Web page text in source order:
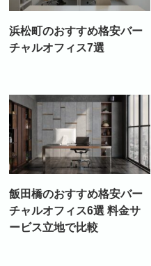
浜松町のおすすめ格安バー
チャルオフィス7選
飯田橋のおすすめ格安バー
チャルオフィス6選 料金サ
ービス立地で比較